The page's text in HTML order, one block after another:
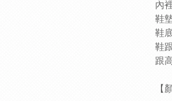
內
鞋
鞋
鞋
跟
【